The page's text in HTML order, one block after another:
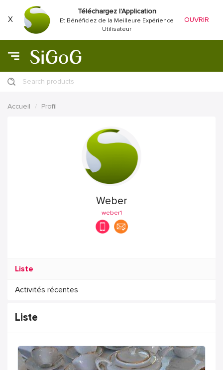
X
Téléchargez l'Application
Et Bénéficiez de la Meilleure Expérience
Utilisateur
OUVRIR
Search products
Accueil Profil
Weber
weber1
Liste
Activités récentes
Liste